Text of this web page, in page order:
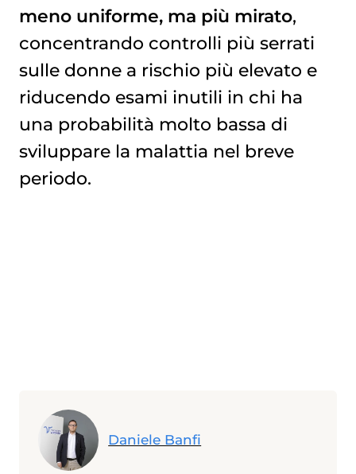
meno uniforme, ma più mirato,
concentrando controlli più serrati
sulle donne a rischio più elevato e
riducendo esami inutili in chi ha
una probabilità molto bassa di
sviluppare la malattia nel breve
periodo.
Daniele Banfi